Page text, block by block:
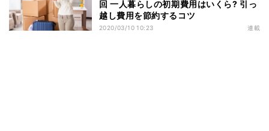
回 一人暮らしの初期費用はいくら? 引っ
越し費用を節約するコツ
2020/03/10 10:23 連載